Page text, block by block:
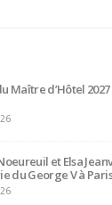
Maître d’Hôtel
et Elsa
du George V à Paris